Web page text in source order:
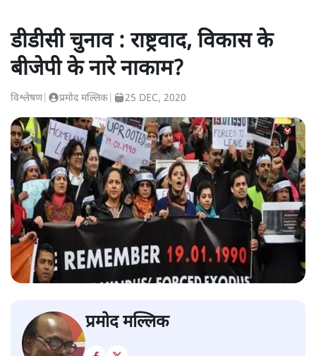
डीडीसी चुनाव : राष्ट्रवाद, विकास के
बीजेपी के नारे नाकाम?
विश्लेषण| प्रमोद मल्लिक 25 DEC, 2020
प्रमोद मल्लिक